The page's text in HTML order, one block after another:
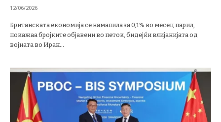
12/06/2026
Британската економија се намалила за 0,1% во месец парил,
покажаа бројките објавени во петок, бидејќи влијанијата од
војната во Иран…